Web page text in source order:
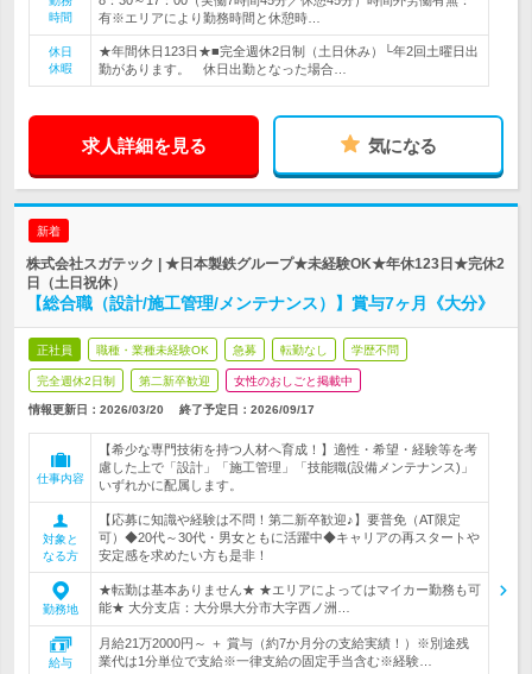
時間
有※エリアにより勤務時間と休憩時…
休日
休暇
★年間休日123日★■完全週休2日制（土日休み）└年2回土曜日出
勤があります。 休日出勤となった場合…
求人詳細を見る 気になる
新着
株式会社スガテック | ★日本製鉄グループ★未経験OK★年休123日★完休2
日（土日祝休）
【総合職（設計/施工管理/メンテナンス）】賞与7ヶ月《大分》
正社員 職種・業種未経験OK 急募 転勤なし 学歴不問
完全週休2日制 第二新卒歓迎 女性のおしごと掲載中
情報更新日：2026/03/20 終了予定日： 2026/09/17
仕事内容
【希少な専門技術を持つ人材へ育成！】適性・希望・経験等を考
慮した上で「設計」「施工管理」「技能職(設備メンテナンス)」
いずれかに配属します。
対象と
なる方
【応募に知識や経験は不問！第二新卒歓迎♪】要普免（AT限定
可）◆20代～30代・男女ともに活躍中◆キャリアの再スタートや
安定感を求めたい方も是非！
勤務地
★転勤は基本ありません★ ★エリアによってはマイカー勤務も可
能★ 大分支店：大分県大分市大字西ノ洲…
給与
月給21万2000円～ ＋ 賞与（約7か月分の支給実績！）※別途残
業代は1分単位で支給※一律支給の固定手当含む※経験…